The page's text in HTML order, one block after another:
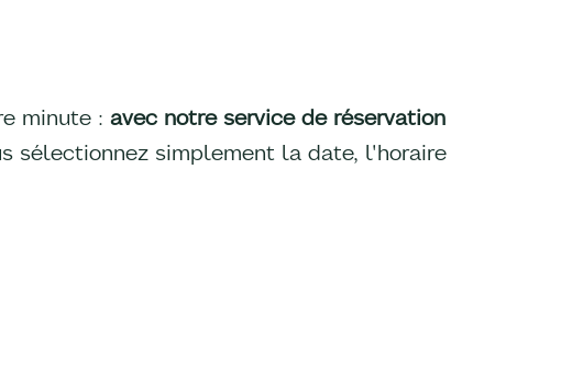
minute : avec notre service de réservation
sélectionnez simplement la date, l'horaire